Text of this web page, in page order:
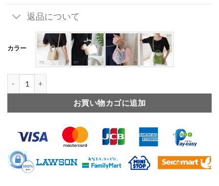
返品について
カラー
お買い物カゴに追加